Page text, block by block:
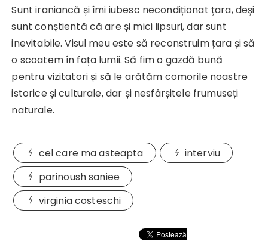
Sunt iraniancă și îmi iubesc necondiționat țara, deși
sunt conștientă că are și mici lipsuri, dar sunt
inevitabile. Visul meu este să reconstruim țara și să
o scoatem în fața lumii. Să fim o gazdă bună
pentru vizitatori și să le arătăm comorile noastre
istorice și culturale, dar și nesfârșitele frumuseți
naturale.
cel care ma asteapta
interviu
parinoush saniee
virginia costeschi